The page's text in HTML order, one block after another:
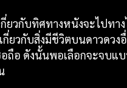
ยวกับทิศทางหนังจะไปท
กี่ยวกับสิ่งมีชีวิตบนดาวดว
ถือ ดังนั้นพอเลือกจะจบแ